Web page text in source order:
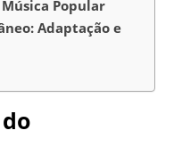
Popular
Adaptação e